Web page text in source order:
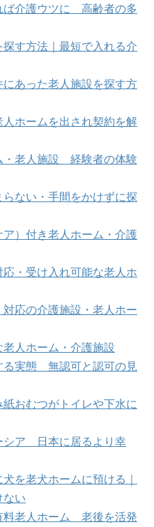
ば介護ウツに 高齢者の多
す方法｜最短で入れる介
あった老人施設を探す方
ホームを出され契約を解
・老人施設 経験者の体験
ない・手間をかけずに探
）付き老人ホーム・介護
・受け入れ可能な老人ホ
応の介護施設・老人ホー
人ホーム・介護施設
る実態 無認可と認可の見
おむつがトイレや下水に
シア 日本に居るより幸
を老犬ホームに預ける｜
ない
料老人ホーム 老後を活発